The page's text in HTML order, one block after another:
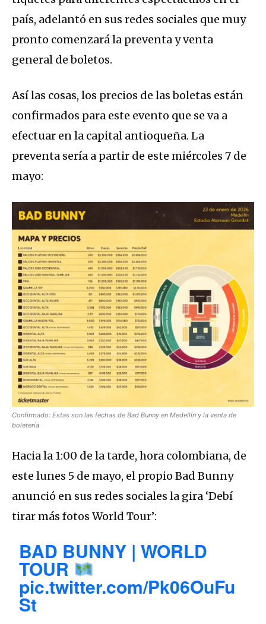
país, adelantó en sus redes sociales que muy
pronto comenzará la preventa y venta
general de boletos.
Así las cosas, los precios de las boletas están
confirmados para este evento que se va a
efectuar en la capital antioqueña. La
preventa sería a partir de este miércoles 7 de
mayo:
Confirmado: Estas son las fechas de Bad Bunny en Medellín y la venta de
boletería
Hacia la 1:00 de la tarde, hora colombiana, de
este lunes 5 de mayo, el propio Bad Bunny
anunció en sus redes sociales la gira ‘Debí
tirar más fotos World Tour’:
BAD BUNNY | WORLD
TOUR
pic.twitter.com/Pk06OuFu
St